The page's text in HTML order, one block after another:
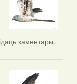
каментары.